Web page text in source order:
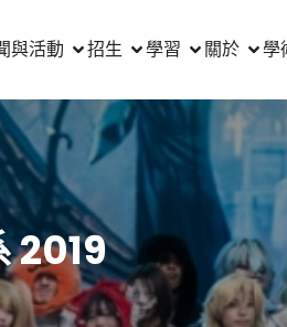
與活動 招生 學習 關於 學
2019